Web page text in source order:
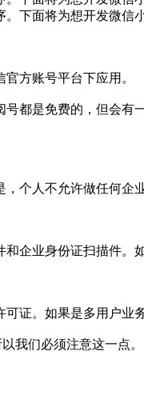
下面将为想开发微信
方账号平台下应用。
都是免费的，但会
个人不允许做任何企
企业身份证扫描件。
证。如果是多用户业
我们必须注意这一点。